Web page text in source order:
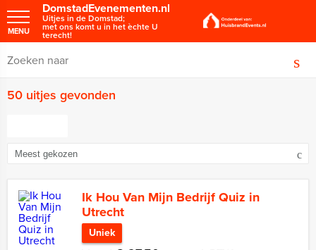
DomstadEvenementen.nl
Uitjes in de Domstad;
met ons komt u in het èchte U
terecht!
MENU
50 uitjes gevonden
Ik Hou Van Mijn Bedrijf Quiz in
Utrecht
Uniek